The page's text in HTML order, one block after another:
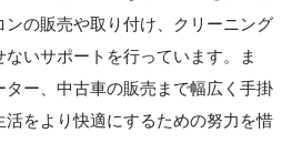
の販売や取り付け、クリーニング
いサポートを行っています。ま
ー、中古車の販売まで幅広く手掛
をより快適にするための努力を惜